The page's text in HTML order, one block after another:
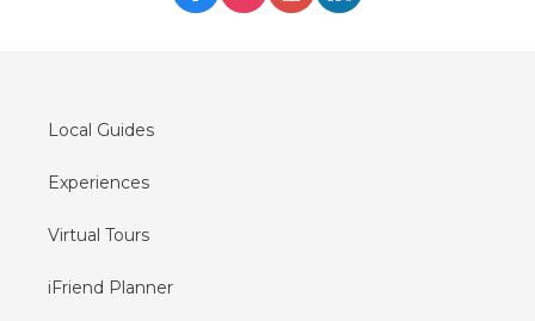
Oslo
Local Guides
Experiences
Virtual Tours
iFriend Planner